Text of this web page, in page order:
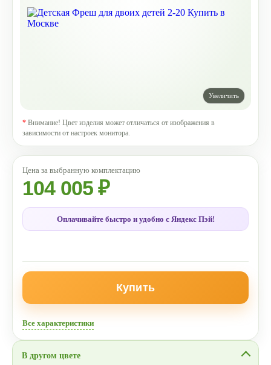
* Внимание! Цвет изделия может отличаться от изображения в
зависимости от настроек монитора.
104 005 ₽
Оплачивайте быстро и удобно с Яндекс Пэй!
Купить
Все характеристики
В другом цвете